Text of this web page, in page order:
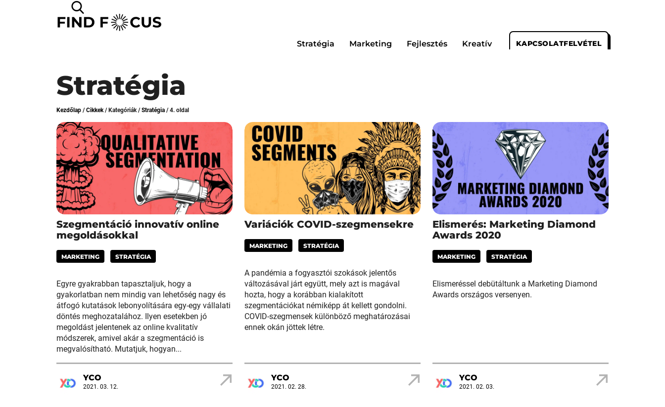
Stratégia Marketing Fejlesztés Kreatív KAPCSOLATFELVÉTEL
Stratégia
Kezdőlap /Cikkek/ Kategóriák/Stratégia /4. oldal
Szegmentáció innovatív online
megoldásokkal
MARKETING STRATÉGIA
Egyre gyakrabban tapasztaljuk, hogy a
gyakorlatban nem mindig van lehetőség nagy és
átfogó kutatások lebonyolítására egy-egy vállalati
döntés meghozatalához. Ilyen esetekben jó
megoldást jelentenek az online kvalitatív
módszerek, amivel akár a szegmentáció is
megvalósítható. Mutatjuk, hogyan...
YCO
2021. 03. 12.
Variációk COVID-szegmensekre
MARKETING STRATÉGIA
A pandémia a fogyasztói szokások jelentős
változásával járt együtt, mely azt is magával
hozta, hogy a korábban kialakított
szegmentációkat némiképp át kellett gondolni.
COVID-szegmensek különböző meghatározásai
ennek okán jöttek létre.
YCO
2021. 02. 28.
Elismerés: Marketing Diamond
Awards 2020
MARKETING STRATÉGIA
Elismeréssel debütáltunk a Marketing Diamond
Awards országos versenyen.
YCO
2021. 02. 03.